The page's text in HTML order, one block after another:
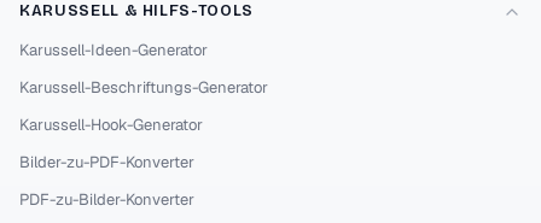
KARUSSELL & HILFS-TOOLS
Karussell-Ideen-Generator
Karussell-Beschriftungs-Generator
Karussell-Hook-Generator
Bilder-zu-PDF-Konverter
PDF-zu-Bilder-Konverter